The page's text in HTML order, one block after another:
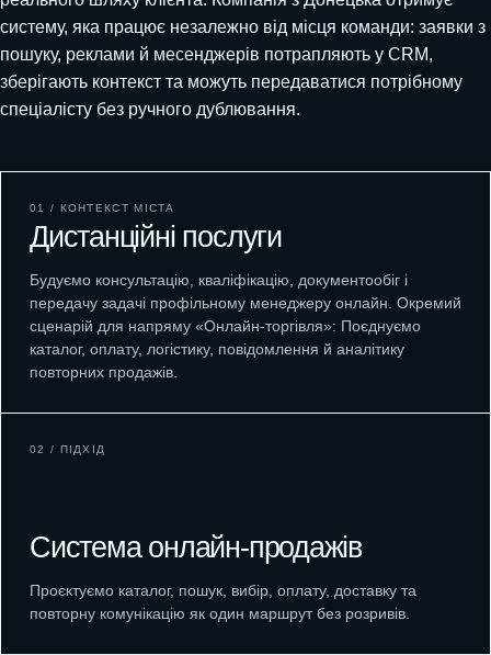
систему, яка працює незалежно від місця команди: заявки з
пошуку, реклами й месенджерів потрапляють у CRM,
зберігають контекст та можуть передаватися потрібному
спеціалісту без ручного дублювання.
01 / КОНТЕКСТ МІСТА
Дистанційні послуги
Будуємо консультацію, кваліфікацію, документообіг і
передачу задачі профільному менеджеру онлайн. Окремий
сценарій для напряму «Онлайн-торгівля»: Поєднуємо
каталог, оплату, логістику, повідомлення й аналітику
повторних продажів.
02 / ПІДХІД
Система онлайн-продажів
Проєктуємо каталог, пошук, вибір, оплату, доставку та
повторну комунікацію як один маршрут без розривів.